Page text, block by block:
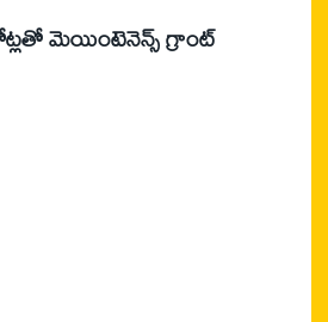
మెయింటెనెన్స్ గ్రాంట్